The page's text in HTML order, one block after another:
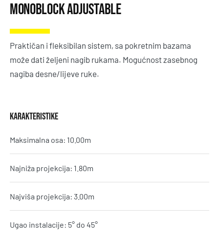
Monoblock Adjustable
Praktičan i fleksibilan sistem, sa pokretnim bazama
može dati željeni nagib rukama. Mogućnost zasebnog
nagiba desne/lijeve ruke.
KARAKTERISTIKE
Maksimalna osa: 10.00m
Najniža projekcija: 1.80m
Najviša projekcija: 3.00m
Ugao instalacije: 5° do 45°